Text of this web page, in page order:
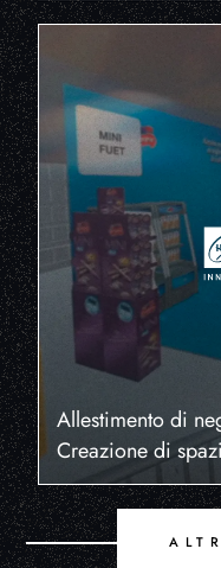
Allestimento di
Creazione di